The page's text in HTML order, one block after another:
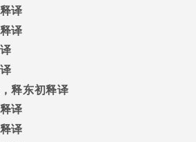
译
译
释东初释译
译
译